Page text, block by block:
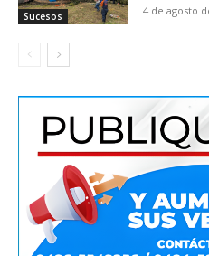
Sucesos 4 de agosto